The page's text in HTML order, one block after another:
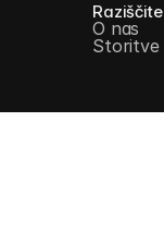
Raziščite
O nas
Storitve